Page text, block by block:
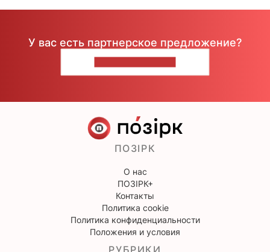
У вас есть партнерское предложение?
ПОЗІРК
О нас
ПОЗІРК+
Контакты
Политика cookie
Политика конфиденциальности
Положения и условия